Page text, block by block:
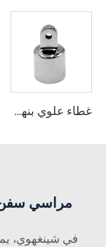
غطاء علوي بنهاية على شكل عين من الفولاذ المقاوم للصدأ AISI316
مراسي سفن
في شينغهوي،